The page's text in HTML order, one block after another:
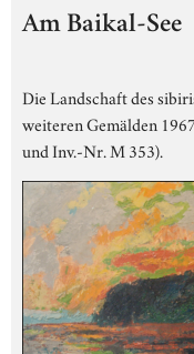
Am Baikal-See
Die Landschaft des
weiteren Gemälden
und Inv.-Nr. M 353).